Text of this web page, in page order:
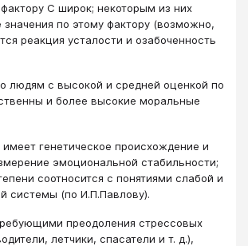
С широк; некоторым из них
по этому фактору (возможно,
реакция усталости и озабоченность
людям с высокой и средней оценкой по
и более высокие моральные
генетическое происхождение и
эмоциональной стабильности;
соотносится с понятиями слабой и
системы (по И.П.Павлову).
преодоления стрессовых
летчики, спасатели и т. д.),